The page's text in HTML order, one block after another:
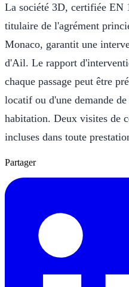
La société 3D, certifiée EN
titulaire de l'agrément
Monaco, garantit une
d'Ail. Le rapport
chaque passage peut être
locatif ou d'une demande
habitation. Deux visites de
incluses dans toute
Partager